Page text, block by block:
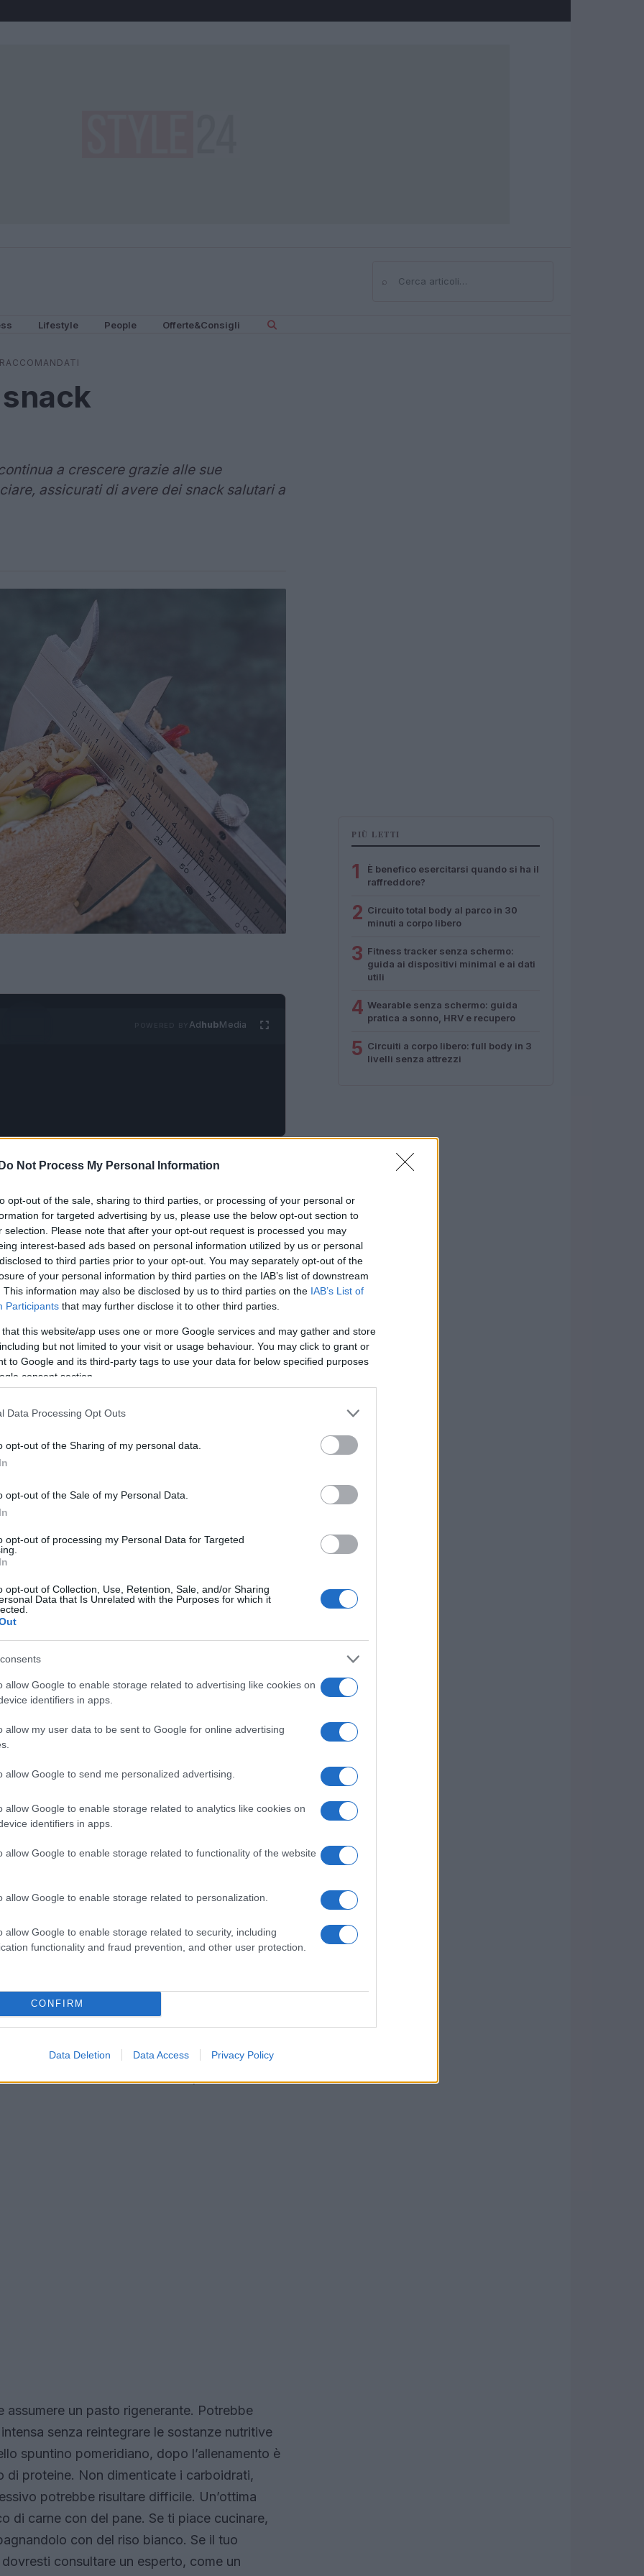
Do Not Process My Personal Information
opt-out of the sale, sharing to third parties, or processing of your personal or
for targeted advertising by us, please use the below opt-out section to
selection. Please note that after your opt-out request is processed you may
interest-based ads based on personal information utilized by us or personal
to third parties prior to your opt-out. You may separately opt-out of the
of your personal information by third parties on the IAB’s list of downstream
This information may also be disclosed by us to third parties on the IAB’s List of
Participants that may further disclose it to other third parties.
that this website/app uses one or more Google services and may gather and store
but not limited to your visit or usage behaviour. You may click to grant or
to Google and its third-party tags to use your data for below specified purposes
consent section.
Data Processing Opt Outs
opt-out of the Sharing of my personal data.
opt-out of the Sale of my Personal Data.
opt-out of processing my Personal Data for Targeted
opt-out of Collection, Use, Retention, Sale, and/or Sharing
Data that Is Unrelated with the Purposes for which it
allow Google to enable storage related to advertising like cookies on
identifiers in apps.
allow my user data to be sent to Google for online advertising
allow Google to send me personalized advertising.
allow Google to enable storage related to analytics like cookies on
identifiers in apps.
allow Google to enable storage related to functionality of the website
allow Google to enable storage related to personalization.
allow Google to enable storage related to security, including
functionality and fraud prevention, and other user protection.
CONFIRM
Data Deletion Data Access Privacy Policy
⌕Cerca
Lifestyle People Offerte&Consigli
a crescere grazie alle sue
assicurati di avere dei snack salutari a
AdhubMedia
Avrai bisogno di tanta energia. Per questo
e prediligere snack sani.
Training, che tradotto significa
pratica sta guadagnando sempre più
l’esecuzione veloce di esercizi ad alta
Uno degli epiteti di questa modalità di
di stimolare il nostro metabolismo basale,
energia in brevissimo tempo. Queste
per chi vuole rimettersi in forma in tempi
costume. Oltre a questo, ha anche benefici
gli allenamenti di questa natura sono
e migliorare il nostro benessere. Di solito, i
più o meno due mesi. Tuttavia, ben
energia sarà potenziato e troveremo più
durante la sessione.
HIIT?
è cruciale mantenere il corpo ben idratato ed
sani e consumare un’abbondante quantità
energia, uno spuntino fuori pasto
meglio. Per chi ha un ritmo di vita piuttosto
prima dell’allenamento. Ma quali snack
il tuo stato di forma?
personali dell’individuo. L’importante è
quali carboidrati, proteine e grassi. È
difficili da digerire. Una buona scelta
È leggero, fresco e appetitoso. Se
complicato, si può optare per la frutta secca,
fare attività fisica senza compromettere la
assumere un pasto rigenerante. Potrebbe
senza reintegrare le sostanze nutritive
spuntino pomeridiano, dopo l’allenamento è
di proteine. Non dimenticate i carboidrati,
potrebbe risultare difficile. Un’ottima
di carne con del pane. Se ti piace cucinare,
con del riso bianco. Se il tuo
consultare un esperto, come un
PIÙ LETTI
1
È benefico esercitarsi quando si ha il
raffreddore?
2 Circuito total body al parco in 30
minuti a corpo libero
3 Fitness tracker senza schermo:
guida ai dispositivi minimal e ai dati
utili
4 Wearable senza schermo: guida
pratica a sonno, HRV e recupero
5 Circuiti a corpo libero: full body in 3
livelli senza attrezzi